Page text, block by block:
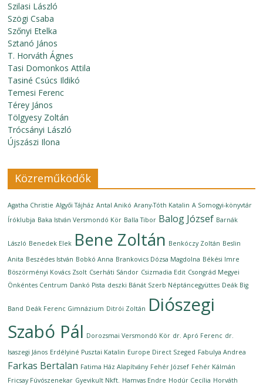
Szilasi László
Szögi Csaba
Szőnyi Etelka
Sztanó János
T. Horváth Ágnes
Tasi Domonkos Attila
Tasiné Csúcs Ildikó
Temesi Ferenc
Térey János
Tölgyesy Zoltán
Trócsányi László
Újszászi Ilona
Közreműködők
Agatha Christie Algyői Tájház Antal Anikó Arany-Tóth Katalin A Somogyi-könyvtár
Íróklubja Baka István Versmondó Kör Balla Tibor Balog József Barnák
László Benedek Elek Bene Zoltán Benkóczy Zoltán Beslin
Anita Beszédes István Bobkó Anna Brankovics Dózsa Magdolna Békési Imre
Böszörményi Kovács Zsolt Cserháti Sándor Csizmadia Edit Csongrád Megyei
Önkéntes Centrum Dankó Pista deszki Bánát Szerb Néptáncegyüttes Deák Big
Band Deák Ferenc Gimnázium Ditrói Zoltán Diószegi
Szabó Pál Dorozsmai Versmondó Kör dr. Apró Ferenc dr.
Isaszegi János Erdélyiné Pusztai Katalin Europe Direct Szeged Fabulya Andrea
Farkas Bertalan Fatima Ház Alapítvány Fehér József Fehér Kálmán
Fricsay Fúvószenekar Gyevikult Nkft. Hamvas Endre Hodúr Cecília Horváth